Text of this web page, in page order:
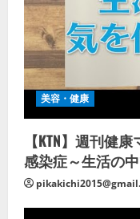
美容・健康
【KTN】週刊健
感染症～生活の